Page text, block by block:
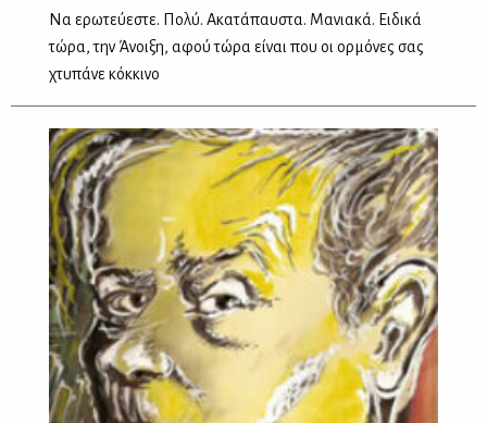
Να ερωτεύεστε. Πολύ. Ακατάπαυστα. Μανιακά. Ειδικά
τώρα, την Άνοιξη, αφού τώρα είναι που οι ορμόνες σας
χτυπάνε κόκκινο